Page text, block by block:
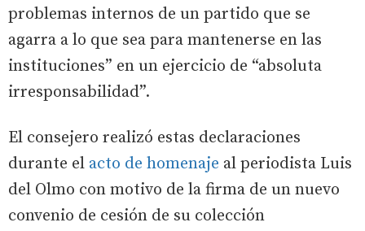
problemas internos de un partido que se
agarra a lo que sea para mantenerse en las
instituciones” en un ejercicio de “absoluta
irresponsabilidad”.
El consejero realizó estas declaraciones
durante el acto de homenaje al periodista Luis
del Olmo con motivo de la firma de un nuevo
convenio de cesión de su colección